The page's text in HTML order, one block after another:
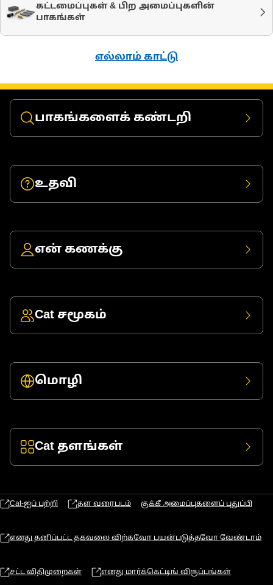
கட்டமைப்புகள் & பிற அமைப்புகளின்
பாகங்கள்
எல்லாம் காட்டு
பாகங்களைக் கண்டறி
உதவி
என் கணக்கு
Cat சமூகம்
மொழி
Cat தளங்கள்
Cat-ஐப் பற்றி தள வரைபடம் குக்கீ அமைப்புகளைப் புதுப்பி
எனது தனிப்பட்ட தகவலை விற்கவோ பயன்படுத்தவோ வேண்டாம்
சட்ட விதிமுறைகள் எனது மார்க்கெட்டிங் விருப்பங்கள்